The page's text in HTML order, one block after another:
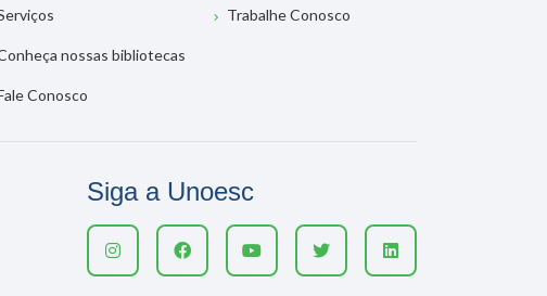
nossas bibliotecas
Conosco
Trabalhe Conosco
Siga a Unoesc